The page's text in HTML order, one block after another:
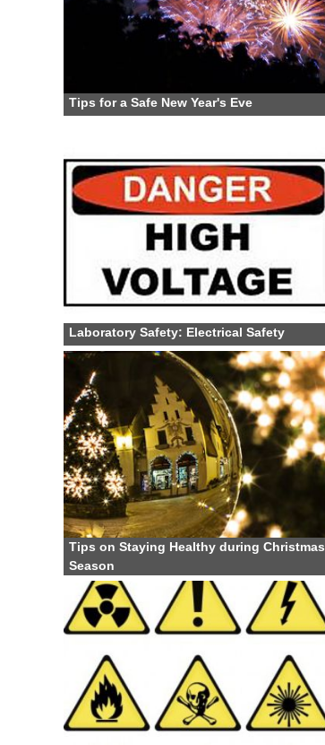
Tips for a Safe New Year's Eve
Laboratory Safety: Electrical Safety
Tips on Staying Healthy during Christmas
Season